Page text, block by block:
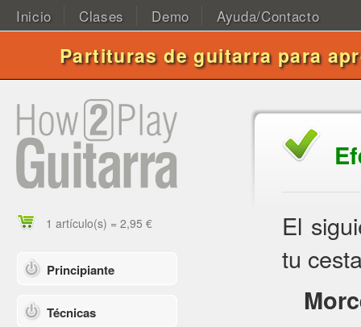
Inicio Clases Demo Ayuda/Contacto
Partituras de guitarra para
1 artículo(s) = 2,95 €
Principiante
Técnicas
El
tu